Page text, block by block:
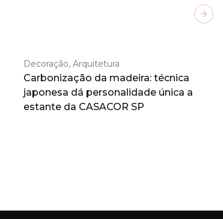
Decoração, Arquitetura
Carbonização da madeira: técnica
japonesa dá personalidade única a
estante da CASACOR SP